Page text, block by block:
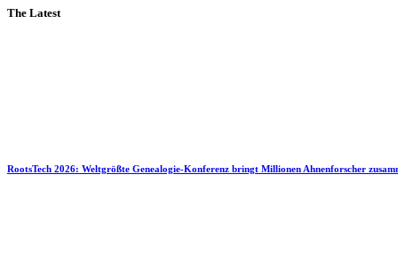
The Latest
RootsTech 2026: Weltgrößte Genealogie-Konferenz bringt Millionen Ahnenforscher